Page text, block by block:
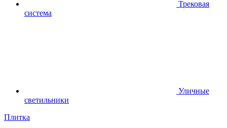
Трековая
система
Уличные
светильники
Плитка